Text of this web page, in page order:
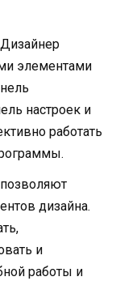
Дизайнер
элементами
настроек и
работать
дизайна.
и
работы и